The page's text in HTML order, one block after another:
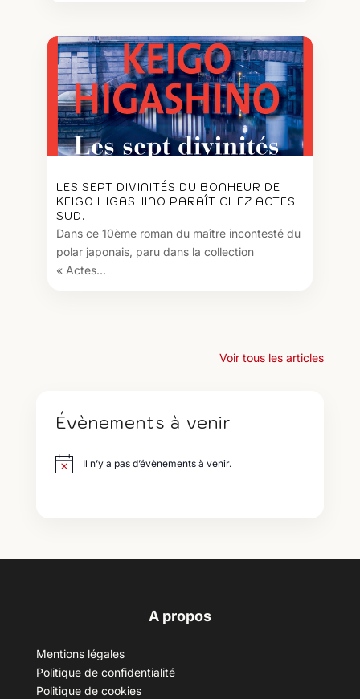
LES SEPT DIVINITÉS DU BONHEUR DE
KEIGO HIGASHINO PARAÎT CHEZ ACTES
SUD.
Dans ce 10ème roman du maître incontesté du
polar japonais, paru dans la collection
« Actes...
Voir tous les articles
Évènements à venir
Il n’y a pas d’évènements à venir.
A propos
Mentions légales
Politique de confidentialité
Politique de cookies